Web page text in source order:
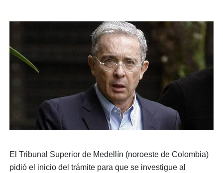
El Tribunal Superior de Medellín (noroeste de Colombia)
pidió el inicio del trámite para que se investigue al